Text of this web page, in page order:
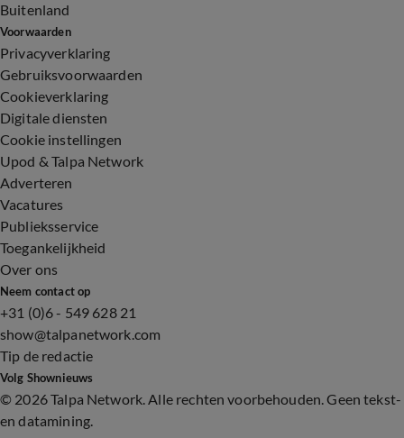
Buitenland
Voorwaarden
Privacyverklaring
Gebruiksvoorwaarden
Cookieverklaring
Digitale diensten
Cookie instellingen
Upod & Talpa Network
Adverteren
Vacatures
Publieksservice
Toegankelijkheid
Over ons
Neem contact op
+31 (0)6 - 549 628 21
show@talpanetwork.com
Tip de redactie
Volg Shownieuws
© 2026 Talpa Network. Alle rechten voorbehouden. Geen tekst-
en datamining.